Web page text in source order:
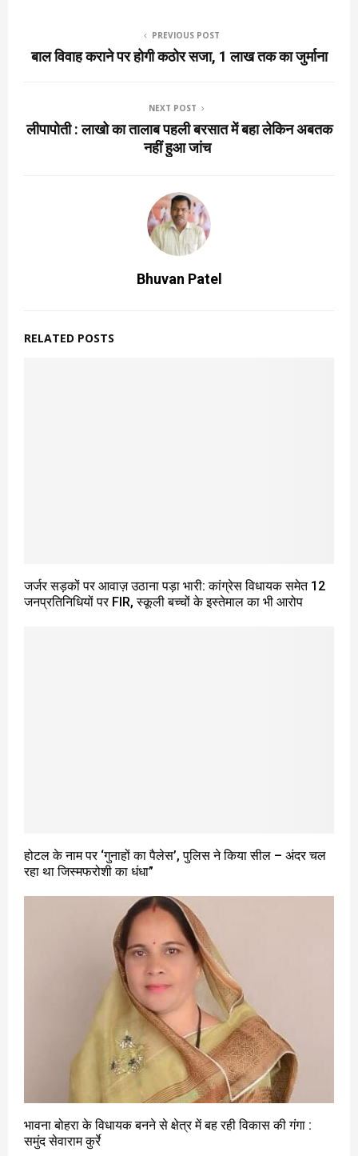
PREVIOUS POST
बाल विवाह कराने पर होगी कठोर सजा, 1 लाख तक का जुर्माना
NEXT POST
लीपापोती : लाखो का तालाब पहली बरसात में बहा लेकिन अबतक
नहीं हुआ जांच
Bhuvan Patel
RELATED POSTS
जर्जर सड़कों पर आवाज़ उठाना पड़ा भारी: कांग्रेस विधायक समेत 12
जनप्रतिनिधियों पर FIR, स्कूली बच्चों के इस्तेमाल का भी आरोप
होटल के नाम पर ‘गुनाहों का पैलेस’, पुलिस ने किया सील – अंदर चल
रहा था जिस्मफरोशी का धंधा”
भावना बोहरा के विधायक बनने से क्षेत्र में बह रही विकास की गंगा :
समुंद सेवाराम कुर्रे